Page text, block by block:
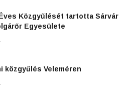
Közgyűlését tartotta Sárvár
Egyesülete
közgyűlés Veleméren